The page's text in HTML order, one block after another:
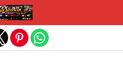
mobile